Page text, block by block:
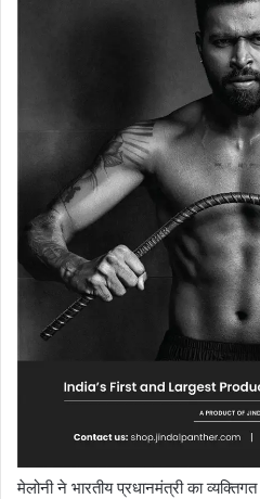
मेलोनी ने भारतीय प्रधानमंत्री का